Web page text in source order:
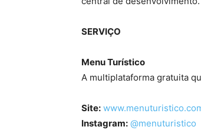
SERVIÇO
Menu Turístico
A multiplataforma gratuita
Site:
Instagram: @menuturistico